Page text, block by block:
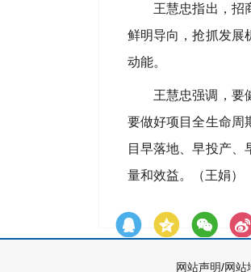
王慧忠指出，招
鲜明导向，抢抓发展
动能。
王慧忠强调，要
要做好项目全生命周
目早落地、早投产
量和效益。（王娟）
网站声明/网站